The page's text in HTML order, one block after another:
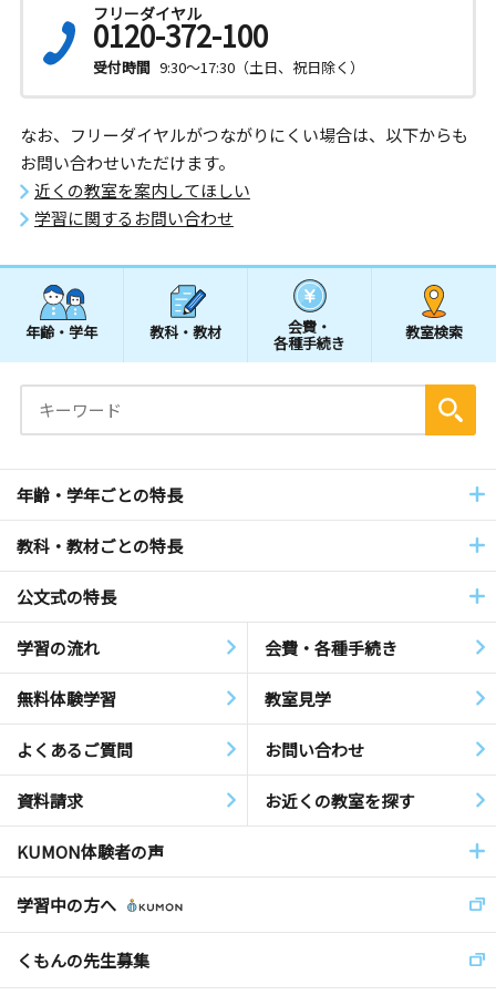
フリーダイヤル
0120-372-100
受付時間 9:30～17:30（土日、祝日除く）
なお、フリーダイヤルがつながりにくい場合は、以下からも
お問い合わせいただけます。
近くの教室を案内してほしい
学習に関するお問い合わせ
年齢・学年 教科・教材 会費・
各種手続き
教室検索
年齢・学年ごとの特長
教科・教材ごとの特長
公文式の特長
学習の流れ 会費・各種手続き
無料体験学習 教室見学
よくあるご質問 お問い合わせ
資料請求 お近くの教室を探す
KUMON体験者の声
学習中の方へ
くもんの先生募集